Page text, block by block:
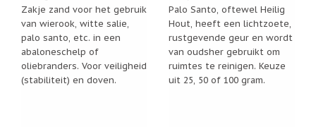
(door
Jade
Jong)
Een
passend
cadeau
Zakje zand voor het gebruik
van wierook, witte salie,
palo santo, etc. in een
abaloneschelp of
oliebranders. Voor veiligheid
(stabiliteit) en doven.
Palo Santo, oftewel Heilig
Hout, heeft een lichtzoete,
rustgevende geur en wordt
van oudsher gebruikt om
ruimtes te reinigen. Keuze
uit 25, 50 of 100 gram.